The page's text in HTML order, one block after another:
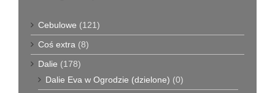
Cebulowe (121)
Coś extra (8)
Dalie (178)
Dalie Eva w Ogrodzie (dzielone) (0)